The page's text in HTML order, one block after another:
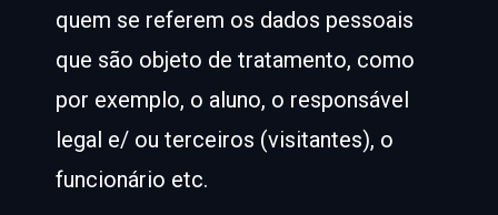
quem se referem os dados pessoais
que são objeto de tratamento, como
por exemplo, o aluno, o responsável
legal e/ ou terceiros (visitantes), o
funcionário etc.